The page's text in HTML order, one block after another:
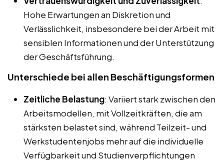
Hohe Erwartungen an Diskretion und
Verlässlichkeit, insbesondere bei der Arbeit mit
sensiblen Informationen und der Unterstützung
der Geschäftsführung.
Unterschiede bei allen Beschäftigungsformen
Zeitliche Belastung: Variiert stark zwischen den
Arbeitsmodellen, mit Vollzeitkräften, die am
stärksten belastet sind, während Teilzeit- und
Werkstudentenjobs mehr auf die individuelle
Verfügbarkeit und Studienverpflichtungen